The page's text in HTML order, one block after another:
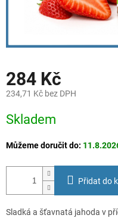
284 Kč
234,71 Kč bez DPH
cena:
Skladem
Můžeme doručit do:
Přidat do
Sladká a šťavnatá jahoda v